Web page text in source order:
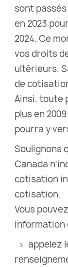
sont passés
en 2023
2024. Ce
vos droits
ultérieurs.
de
Ainsi, toute
plus en
pourra y
Soulignons
Canada
cotisation
cotisation.
Vous
information
> appelez